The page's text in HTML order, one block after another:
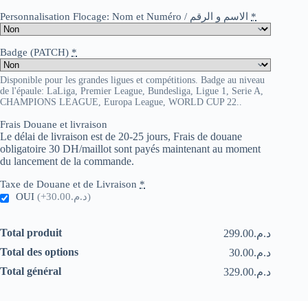
Personnalisation Flocage: Nom et Numéro / الاسم و الرقم *
Badge (PATCH) *
Disponible pour les grandes ligues et compétitions. Badge au niveau
de l'épaule: LaLiga, Premier League, Bundesliga, Ligue 1, Serie A,
CHAMPIONS LEAGUE, Europa League, WORLD CUP 22..
Frais Douane et livraison
Le délai de livraison est de 20-25 jours, Frais de douane
obligatoire 30 DH/maillot sont payés maintenant au moment
du lancement de la commande.
Taxe de Douane et de Livraison *
OUI
(+د.م.30.00)
Total produit
د.م.299.00
Total des options
د.م.30.00
Total général
د.م.329.00